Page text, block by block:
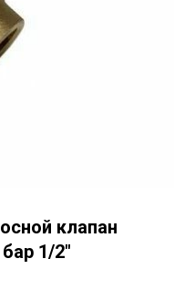
клапан
1/2"